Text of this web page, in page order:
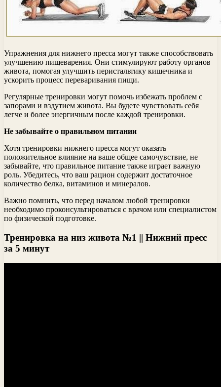
Упражнения для нижнего пресса могут также способствовать
улучшению пищеварения. Они стимулируют работу органов
живота, помогая улучшить перистальтику кишечника и
ускорить процесс переваривания пищи.
Регулярные тренировки могут помочь избежать проблем с
запорами и вздутием живота. Вы будете чувствовать себя
легче и более энергичным после каждой тренировки.
Не забывайте о правильном питании
Хотя тренировки нижнего пресса могут оказать
положительное влияние на ваше общее самочувствие, не
забывайте, что правильное питание также играет важную
роль. Убедитесь, что ваш рацион содержит достаточное
количество белка, витаминов и минералов.
Важно помнить, что перед началом любой тренировки
необходимо проконсультироваться с врачом или специалистом
по физической подготовке.
Тренировка на низ живота №1 || Нижний пресс
за 5 минут